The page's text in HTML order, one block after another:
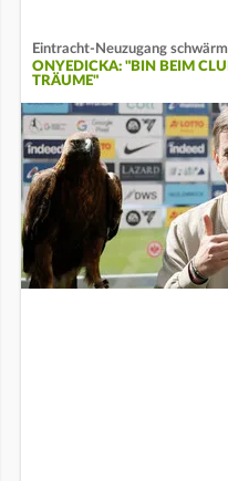
Eintracht-Neuzugang
ONYEDICKA: "BIN BEIM
TRÄUME"